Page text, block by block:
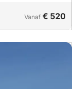
Vanaf € 520